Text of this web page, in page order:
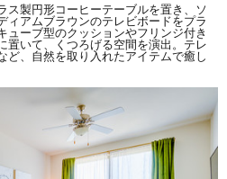
ス製円形コーヒーテーブルを置き、ソ
ィアムブラウンのテレビボードをプラ
ューブ型のクッションやフリンジ付き
置いて、くつろげる空間を演出。テレ
ど、自然を取り入れたアイテムで癒し